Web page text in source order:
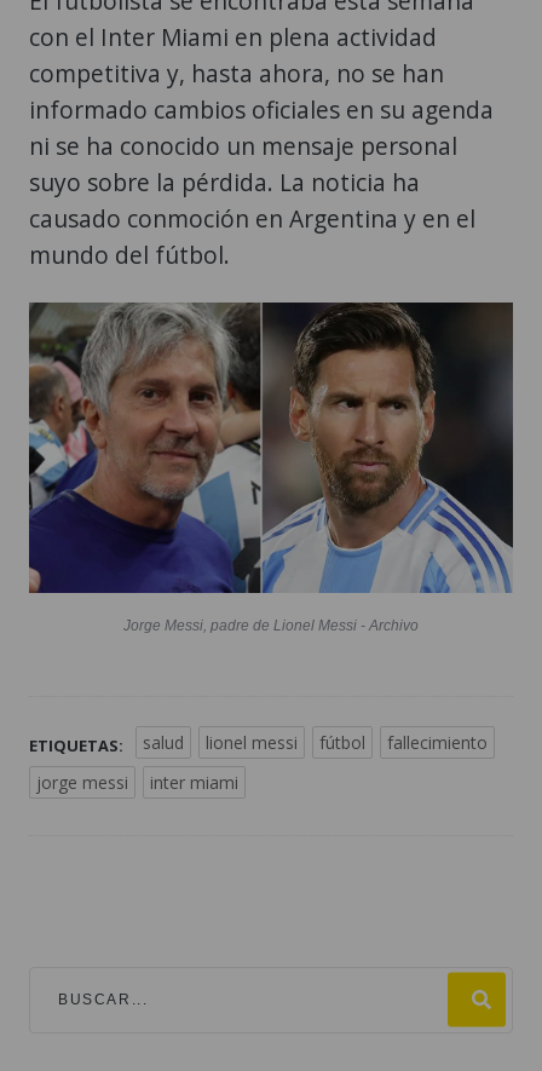
con el Inter Miami en plena actividad
competitiva y, hasta ahora, no se han
informado cambios oficiales en su agenda
ni se ha conocido un mensaje personal
suyo sobre la pérdida. La noticia ha
causado conmoción en Argentina y en el
mundo del fútbol.
Jorge Messi, padre de Lionel Messi - Archivo
ETIQUETAS: salud lionel messi fútbol
fallecimiento
jorge messi
inter miami